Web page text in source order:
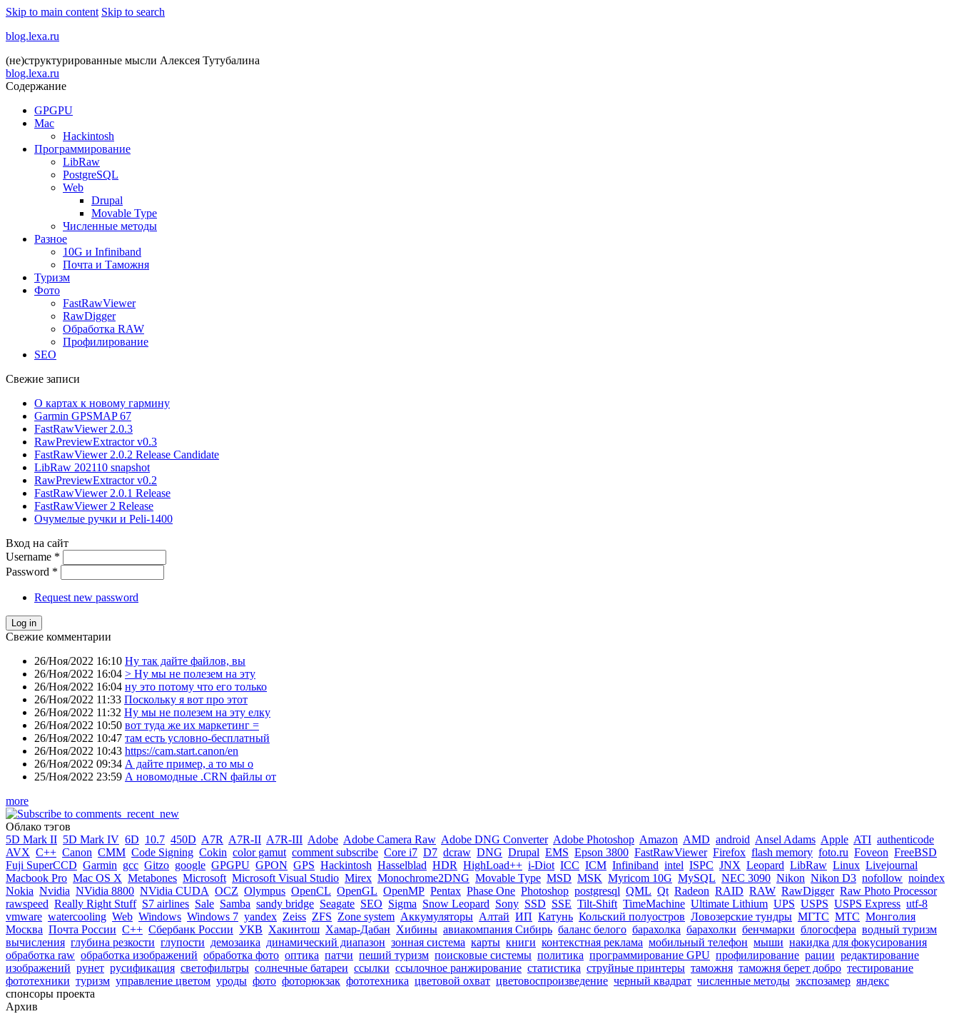
Skip to main content Skip to search
blog.lexa.ru
(не)структурированные мысли Алексея Тутубалина
blog.lexa.ru
Содержание
GPGPU
Mac
Hackintosh
Программирование
LibRaw
PostgreSQL
Web
Drupal
Movable Type
Численные методы
Разное
10G и Infiniband
Почта и Таможня
Туризм
Фото
FastRawViewer
RawDigger
Обработка RAW
Профилирование
SEO
Свежие записи
О картах к новому гармину
Garmin GPSMAP 67
FastRawViewer 2.0.3
RawPreviewExtractor v0.3
FastRawViewer 2.0.2 Release Candidate
LibRaw 202110 snapshot
RawPreviewExtractor v0.2
FastRawViewer 2.0.1 Release
FastRawViewer 2 Release
Очумелые ручки и Peli-1400
Вход на сайт
Username *
Password *
Request new password
Свежие комментарии
26/Ноя/2022 16:10 Ну так дайте файлов, вы
26/Ноя/2022 16:04 > Ну мы не полезем на эту
26/Ноя/2022 16:04 ну это потому что его только
26/Ноя/2022 11:33 Поскольку я вот про этот
26/Ноя/2022 11:32 Ну мы не полезем на эту елку
26/Ноя/2022 10:50 вот туда же их маркетинг =
26/Ноя/2022 10:47 там есть условно-бесплатный
26/Ноя/2022 10:43 https://cam.start.canon/en
26/Ноя/2022 09:34 А дайте пример, а то мы о
25/Ноя/2022 23:59 А новомодные .CRN файлы от
more
Облако тэгов
5D Mark II 5D Mark IV 6D 10.7 450D A7R A7R-II A7R-III Adobe Adobe Camera Raw Adobe DNG Converter Adobe Photoshop Amazon AMD android Ansel Adams Apple ATI authenticode
AVX C++ Canon CMM Code Signing Cokin color gamut comment subscribe Core i7 D7 dcraw DNG Drupal EMS Epson 3800 FastRawViewer Firefox flash memory foto.ru Foveon FreeBSD
Fuji SuperCCD Garmin gcc Gitzo google GPGPU GPON GPS Hackintosh Hasselblad HDR HighLoad++ i-Diot ICC ICM Infiniband intel ISPC JNX Leopard LibRaw Linux Livejournal
Macbook Pro Mac OS X Metabones Microsoft Microsoft Visual Studio Mirex Monochrome2DNG Movable Type MSD MSK Myricom 10G MySQL NEC 3090 Nikon Nikon D3 nofollow noindex
Nokia Nvidia NVidia 8800 NVidia CUDA OCZ Olympus OpenCL OpenGL OpenMP Pentax Phase One Photoshop postgresql QML Qt Radeon RAID RAW RawDigger Raw Photo Processor
rawspeed Really Right Stuff S7 airlines Sale Samba sandy bridge Seagate SEO Sigma Snow Leopard Sony SSD SSE Tilt-Shift TimeMachine Ultimate Lithium UPS USPS USPS Express utf-8
vmware watercooling Web Windows Windows 7 yandex Zeiss ZFS Zone system Аккумуляторы Алтай ИП Катунь Кольский полуостров Ловозерские тундры МГТС МТС Монголия
Москва Почта России С++ Сбербанк России УКВ Хакинтош Хамар-Дабан Хибины авиакомпания Сибирь баланс белого барахолка барахолки бенчмарки блогосфера водный туризм
вычисления глубина резкости глупости демозаика динамический диапазон зонная система карты книги контекстная реклама мобильный телефон мыши накидка для фокусирования
обработка raw обработка изображений обработка фото оптика патчи пеший туризм поисковые системы политика программирование GPU профилирование рации редактирование
изображений рунет русификация светофильтры солнечные батареи ссылки ссылочное ранжирование статистика струйные принтеры таможня таможня берет добро тестирование
фототехники туризм управление цветом уроды фото фоторюкзак фототехника цветовой охват цветовоспроизведение черный квадрат численные методы экспозамер яндекс
спонсоры проекта
Архив